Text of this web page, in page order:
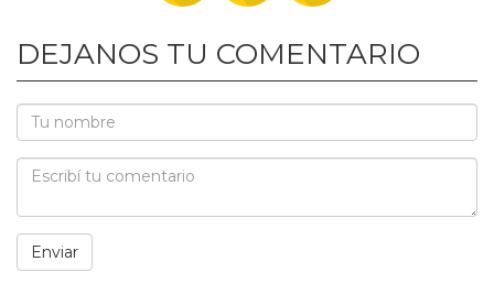
DEJANOS TU COMENTARIO